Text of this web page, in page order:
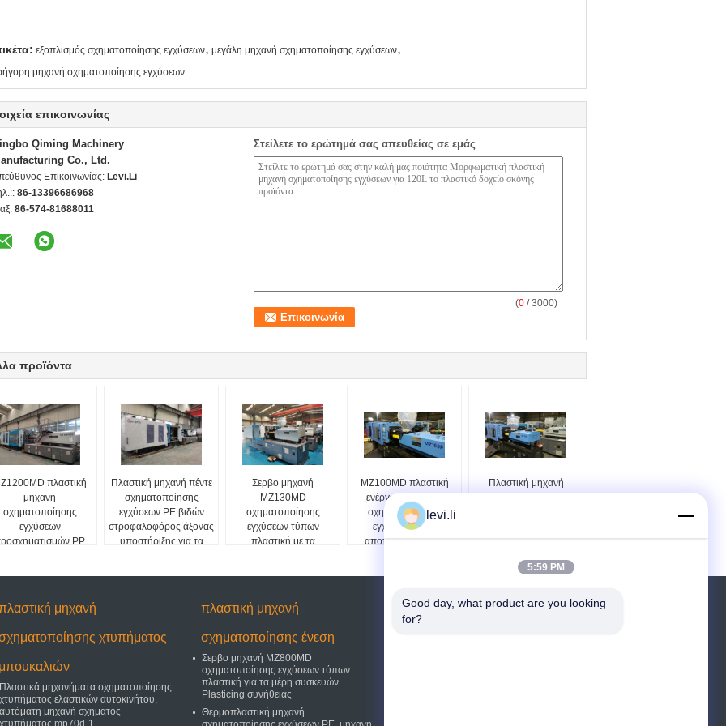
εξοπλισμός σχηματοποίησης εγχύσεων, μεγάλη μηχανή σχηματοποίησης εγχύσεων,
μηχανή σχηματοποίησης εγχύσεων
επικοινωνίας
Qiming Machinery
Co., Ltd.
Επικοινωνίας: Levi.Li
86-13396686968
86-574-81688011
Στείλετε το ερώτημά σας απευθείας σε εμάς
(0 / 3000)
προϊόντα
πλαστική
μηχανή
σχηματοποίησης
εγχύσεων
PP
Πλαστική μηχανή πέντε
σχηματοποίησης
εγχύσεων PE βιδών
στροφαλοφόρος άξονας
υποστήριξης για τα
Σερβο μηχανή
MZ130MD
σχηματοποίησης
εγχύσεων τύπων
πλαστική με τα
MZ100MD πλαστική
ενέργεια μηχανών
σχηματοποίησης
εγχύσεων - CE
αποταμίευσης ISO
Πλαστική μηχανή
MZ100MD
μηχανή
χτυπήματος
μπουκαλιών
Πλαστικά μηχανήματα σχηματοποίησης
χτυπήματος ελαστικών αυτοκινήτου,
αυτόματη μηχανή σχήματος
χτυπήματος mp70d-1
πλαστική μηχανή
σχηματοποίησης ένεση
Σερβο μηχανή MZ800MD
σχηματοποίησης εγχύσεων τύπων
πλαστική για τα μέρη συσκευών
Plasticing συνήθειας
Θερμοπλαστική μηχανή
Αίτηση κράτησης
levi.li
5:59 PM
Good day, what product are you looking
for?